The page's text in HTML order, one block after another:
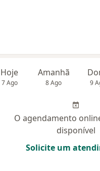
Hoje
7 Ago
Amanhã
8 Ago 9
O agendamento
disponível
Solicite um